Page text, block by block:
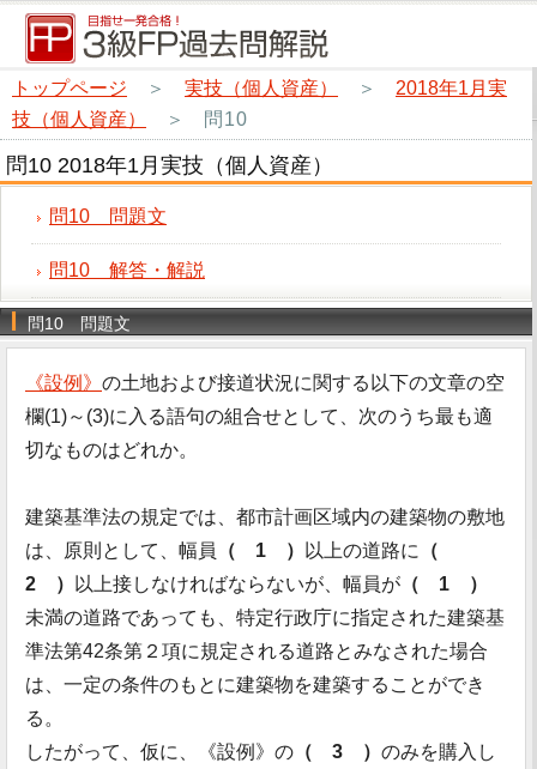
トップページ ＞ 実技（個人資産） ＞ 2018年1月実
技（個人資産）
＞ 問10
問10 2018年1月実技（個人資産）
問10 問題文
問10 解答・解説
問10 問題文
《設例》 の土地および接道状況に関する以下の文章の空
欄(1)～(3)に入る語句の組合せとして、次のうち最も適
切なものはどれか。
建築基準法の規定では、都市計画区域内の建築物の敷地
は、原則として、幅員
（ 1 ） 以上の道路に
（
2 ）
以上接しなければならないが、幅員が （ 1 ）
未満の道路であっても、特定行政庁に指定された建築基
準法第42条第２項に規定される道路とみなされた場合
は、一定の条件のもとに建築物を建築することができ
る。
したがって、仮に、《設例》の （ 3 ） のみを購入し